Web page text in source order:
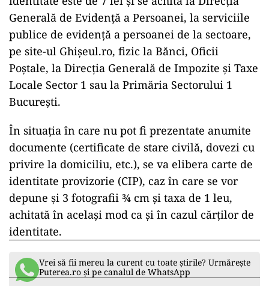
Generală de Evidență a Persoanei, la serviciile
publice de evidență a persoanei de la sectoare,
pe site-ul Ghișeul.ro, fizic la Bănci, Oficii
Poștale, la Direcția Generală de Impozite și Taxe
Locale Sector 1 sau la Primăria Sectorului 1
București.
În situația în care nu pot fi prezentate anumite
documente (certificate de stare civilă, dovezi cu
privire la domiciliu, etc.), se va elibera carte de
identitate provizorie (CIP), caz în care se vor
depune şi 3 fotografii ¾ cm şi taxa de 1 leu,
achitată în acelaşi mod ca şi în cazul cărţilor de
identitate.
Vrei să fii mereu la curent cu toate știrile? Urmărește
Puterea.ro și pe canalul de WhatsApp